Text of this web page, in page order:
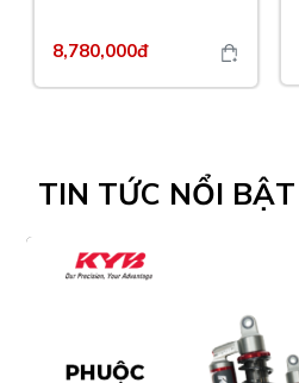
8,780,000đ
TIN TỨC NỔI BẬT